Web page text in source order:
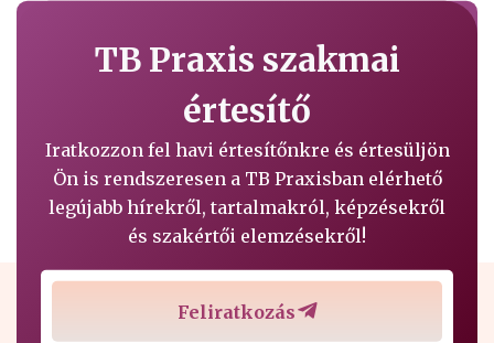
TB Praxis szakmai
értesítő
Iratkozzon fel havi értesítőnkre és értesüljön
Ön is rendszeresen a TB Praxisban elérhető
legújabb hírekről, tartalmakról, képzésekről
és szakértői elemzésekről!
Feliratkozás